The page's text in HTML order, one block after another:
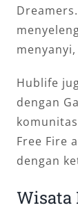
Hublife
dengan
Free Fire
dengan
Wisata